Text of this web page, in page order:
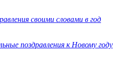
своими словами в год
поздравления к Новому году